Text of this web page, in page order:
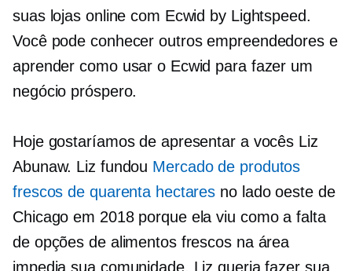
suas lojas online com Ecwid by Lightspeed.
Você pode conhecer outros empreendedores e
aprender como usar o Ecwid para fazer um
negócio próspero.
Hoje gostaríamos de apresentar a vocês Liz
Abunaw. Liz fundou Mercado de produtos
frescos de quarenta hectares no lado oeste de
Chicago em 2018 porque ela viu como a falta
de opções de alimentos frescos na área
impedia sua comunidade. Liz queria fazer sua